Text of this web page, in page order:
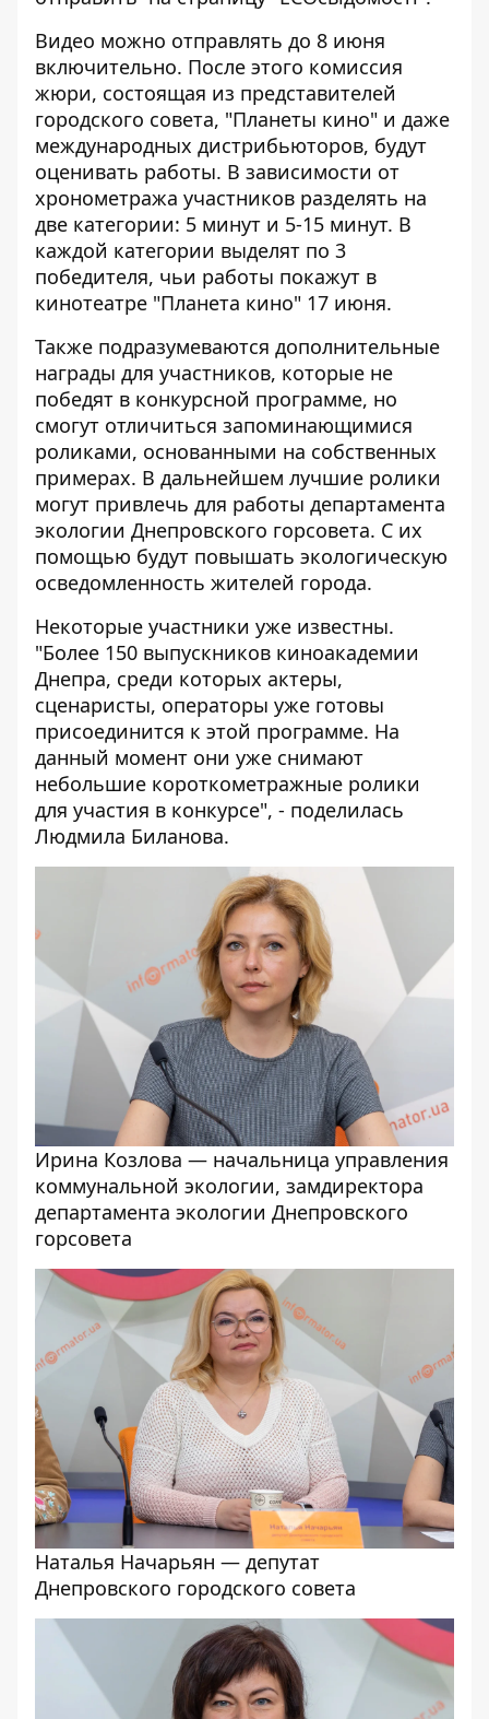
Видео можно отправлять до 8 июня
включительно. После этого комиссия
жюри, состоящая из представителей
городского совета, "Планеты кино" и даже
международных дистрибьюторов, будут
оценивать работы. В зависимости от
хронометража участников разделять на
две категории: 5 минут и 5-15 минут. В
каждой категории выделят по 3
победителя, чьи работы покажут в
кинотеатре "Планета кино" 17 июня.
Также подразумеваются дополнительные
награды для участников, которые не
победят в конкурсной программе, но
смогут отличиться запоминающимися
роликами, основанными на собственных
примерах. В дальнейшем лучшие ролики
могут привлечь для работы департамента
экологии Днепровского горсовета. С их
помощью будут повышать экологическую
осведомленность жителей города.
Некоторые участники уже известны.
"Более 150 выпускников киноакадемии
Днепра, среди которых актеры,
сценаристы, операторы уже готовы
присоединится к этой программе. На
данный момент они уже снимают
небольшие короткометражные ролики
для участия в конкурсе", - поделилась
Людмила Биланова.
Ирина Козлова — начальница управления
коммунальной экологии, замдиректора
департамента экологии Днепровского
горсовета
Наталья Начарьян — депутат
Днепровского городского совета